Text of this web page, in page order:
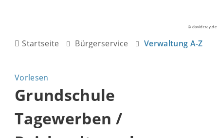
© davidcray.de
Startseite Bürgerservice Verwaltung A-Z
Vorlesen
Grundschule
Tagewerben /